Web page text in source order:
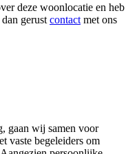
deze woonlocatie en heb
gerust contact met ons
gaan wij samen voor
vaste begeleiders om